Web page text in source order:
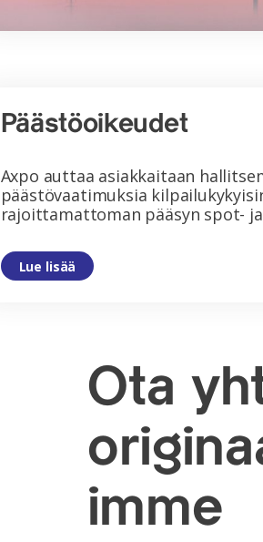
Päästöoikeudet
Axpo auttaa asiakkaitaan
päästövaatimuksia
rajoittamattoman pääsyn spot-
Lue lisää
Ota
imme